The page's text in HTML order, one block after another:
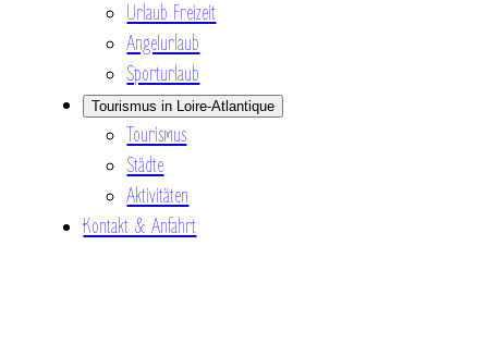
Urlaub Freizeit
Angelurlaub
Sporturlaub
Tourismus in Loire-Atlantique
Tourismus
Städte
Aktivitäten
Kontakt & Anfahrt